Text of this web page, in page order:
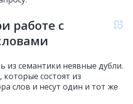
работе с
из семантики неявные дубли.
состоят из
слов и несут один и тот же